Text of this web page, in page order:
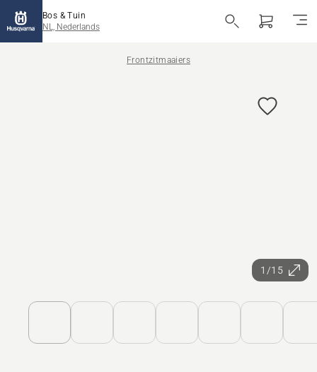
Bos & Tuin
NL, Nederlands
Frontzitmaaiers
1/15